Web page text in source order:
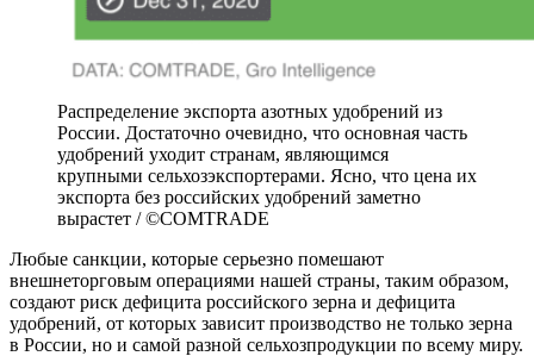
Распределение экспорта азотных удобрений из
России. Достаточно очевидно, что основная часть
удобрений уходит странам, являющимся
крупными сельхозэкспортерами. Ясно, что цена их
экспорта без российских удобрений заметно
вырастет / ©COMTRADE
Любые санкции, которые серьезно помешают
внешнеторговым операциями нашей страны, таким образом,
создают риск дефицита российского зерна и дефицита
удобрений, от которых зависит производство не только зерна
в России, но и самой разной сельхозпродукции по всему миру.